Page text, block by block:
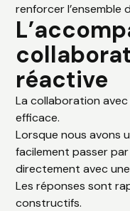
renforcer
réactive
La collaboration
efficace.
Lorsque nous avons
facilement passer
directement avec
Les réponses sont
constructifs.